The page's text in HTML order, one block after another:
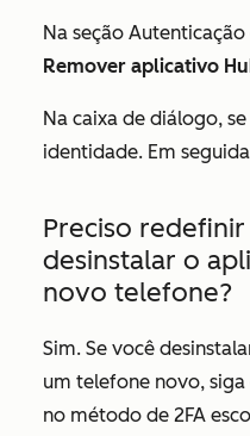
Na seção
Remover aplicativo
Na caixa de diálogo,
identidade. Em
Preciso redefinir
desinstalar o
novo telefone?
Sim. Se você
um telefone novo, siga
no método de 2FA